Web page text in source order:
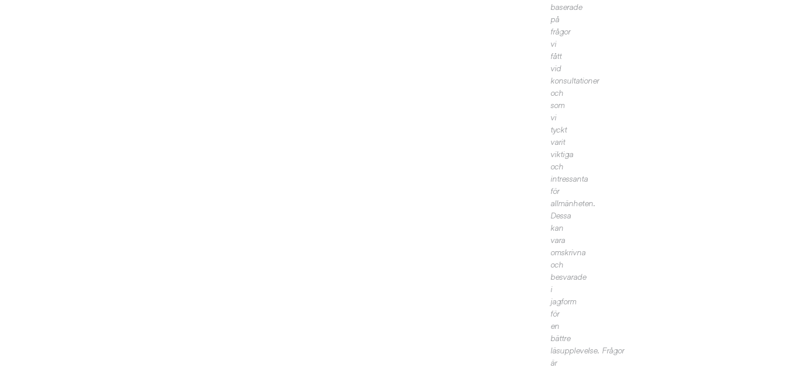
baserade
på
frågor
vi
fått
vid
konsultationer
och
som
vi
tyckt
varit
viktiga
och
intressanta
för
allmänheten.
Dessa
kan
vara
omskrivna
och
besvarade
i
jagform
för
en
bättre
läsupplevelse. Frågor
är